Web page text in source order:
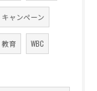
キャンペーン
教育 WBC